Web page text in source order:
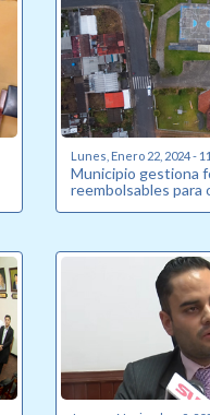
Lunes, Enero 22, 2024 -
Municipio gestiona
reembolsables para